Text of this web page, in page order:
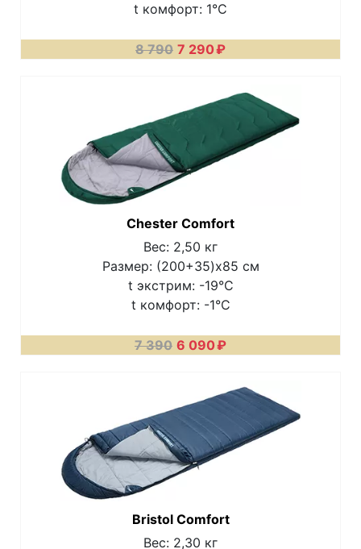
t комфорт: 1°C
8 790 7 290₽
Chester Comfort
Вес: 2,50 кг
Размер: (200+35)х85 см
t экстрим: -19°C
t комфорт: -1°C
7 390 6 090₽
Bristol Comfort
Вес: 2,30 кг